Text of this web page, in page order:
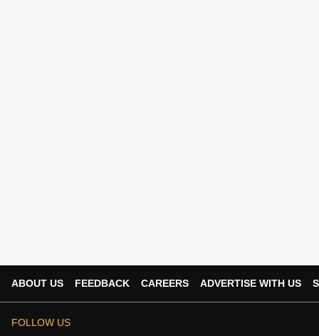
ABOUT US FEEDBACK CAREERS ADVERTISE WITH US
FOLLOW US